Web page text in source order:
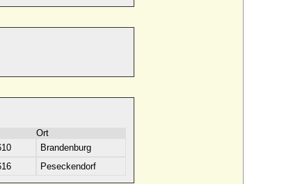
Ort
Brandenburg
Peseckendorf